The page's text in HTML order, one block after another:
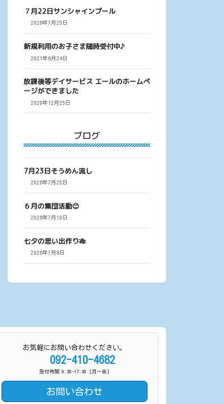
７月22日サンシャインプール
2026年7月25日
新規利用のお子さま随時受付中♪
2021年6月24日
放課後等デイサービス エールのホームペ
ージができました
2020年12月25日
ブログ
7月23日そうめん流し
2026年7月25日
６月の集団活動😊
2026年7月10日
七夕の思い出作り🎋
2026年7月8日
お気軽にお問い合わせください。
092-410-4682
受付時間 9:30-17:30 [月〜金]
お問い合わせ